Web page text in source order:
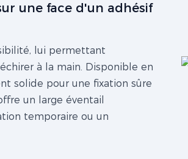
une face d'un adhésif
lui permettant
à la main. Disponible en
solide pour une fixation sûre
un large éventail
temporaire ou un